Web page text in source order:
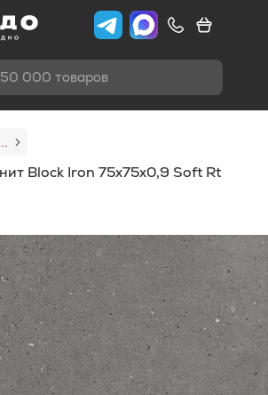
000 товаров
Block Iron 75x75x0,9 Soft Rt